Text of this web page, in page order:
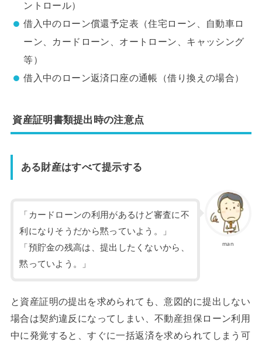
ントロール）
借入中のローン償還予定表（住宅ローン、自動車ロ
ーン、カードローン、オートローン、キャッシング
等）
借入中のローン返済口座の通帳（借り換えの場合）
資産証明書類提出時の注意点
ある財産はすべて提示する
man
「カードローンの利用があるけど審査に不
利になりそうだから黙っていよう。」
「預貯金の残高は、提出したくないから、
黙っていよう。」
と資産証明の提出を求められても、意図的に提出しない
場合は契約違反になってしまい、不動産担保ローン利用
中に発覚すると、すぐに一括返済を求められてしまう可